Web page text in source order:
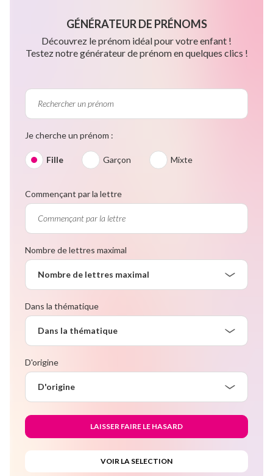
GÉNÉRATEUR DE PRÉNOMS
Découvrez le prénom idéal pour votre enfant !
Testez notre générateur de prénom en quelques clics !
Je cherche un prénom :
Fille Garçon Mixte
Commençant par la lettre
Nombre de lettres maximal
Nombre de lettres maximal
Dans la thématique
Dans la thématique
D'origine
D'origine